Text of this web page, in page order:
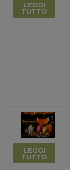
LEGGI
TUTTO
LEGGI
TUTTO